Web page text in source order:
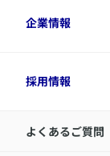
変額保険各種情報
デジタル約款
令和8年（2026
アクサのネット
法人のお客さま
経営者サポート
企業情報
企業情報トップ
アクサ生命が選
採用情報
採用情報トップ
よくあるご質問